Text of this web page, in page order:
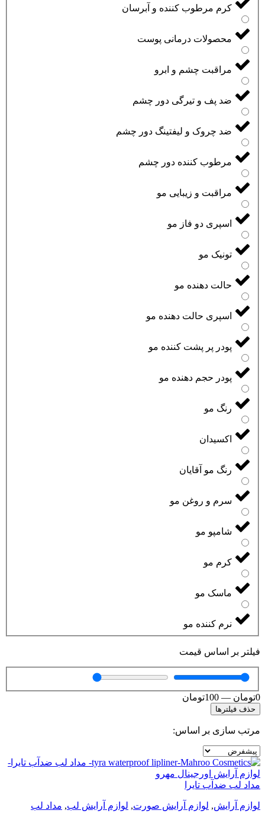
کرم مرطوب کننده و آبرسان
محصولات درمانی پوست
مراقبت چشم و ابرو
ضد پف و تیرگی دور چشم
ضد چروک و لیفتینگ دور چشم
مرطوب کننده دور چشم
مراقبت و زیبایی مو
اسپری دو فاز مو
تونیک مو
حالت دهنده مو
اسپری حالت دهنده مو
پودر پر پشت کننده مو
پودر حجم دهنده مو
رنگ مو
اکسیدان
رنگ مو آقایان
سرم و روغن مو
شامپو مو
کرم مو
ماسک مو
نرم کننده مو
فیلتر بر اساس قیمت
0تومان —
100تومان
حذف فیلترها
مرتب سازی بر اساس:
مداد لب ضدآب تایرا
لوازم آرایش, لوازم آرایش صورت, لوازم آرایش لب, مداد لب